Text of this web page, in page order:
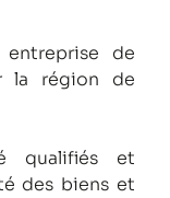
de
la région de
qualifiés et
des biens et